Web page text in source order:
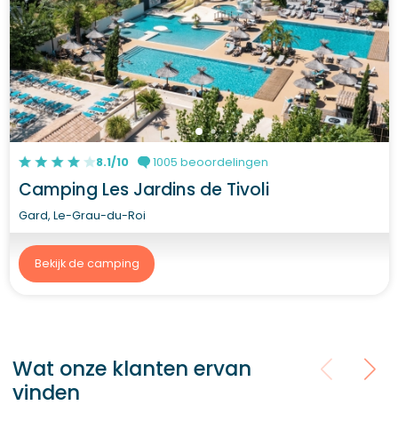
8.1/10 1005 beoordelingen
Camping Les Jardins de Tivoli
Gard, Le-Grau-du-Roi
Bekijk de camping
Wat onze klanten ervan
vinden